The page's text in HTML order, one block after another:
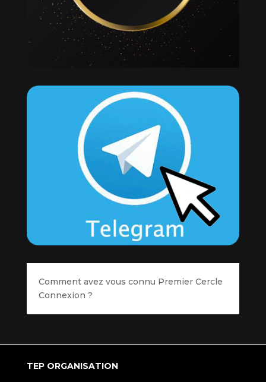
Comment avez vous connu Premier Cercle
Connexion ?
TEP ORGANISATION